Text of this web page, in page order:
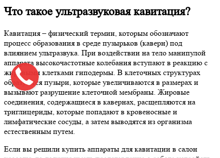
Что такое ультразвуковая кавитация?
Кавитация – физический термин, которым обозначают
процесс образования в среде пузырьков (каверн) под
влиянием ультразвука. При воздействии на тело манипулой
аппарата высокочастотные колебания вступают в реакцию с
жировыми клетками гиподермы. В клеточных структурах
образуются пузыри, которые увеличиваются в размерах и
вызывают разрушение клеточной мембраны. Жировые
соединения, содержащиеся в кавернах, расщепляются на
триглицериды, которые попадают в кровеносные и
лимфатические сосуды, а затем выводятся из организма
естественным путем.
Если вы решили купить аппараты для кавитации в салон